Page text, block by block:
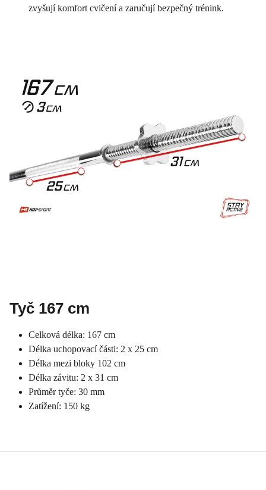
zvyšují komfort cvičení a zaručují bezpečný trénink.
Tyč 167 cm
Celková délka: 167 cm
Délka uchopovací části: 2 x 25 cm
Délka mezi bloky 102 cm
Délka závitu: 2 x 31 cm
Průměr tyče: 30 mm
Zatížení: 150 kg